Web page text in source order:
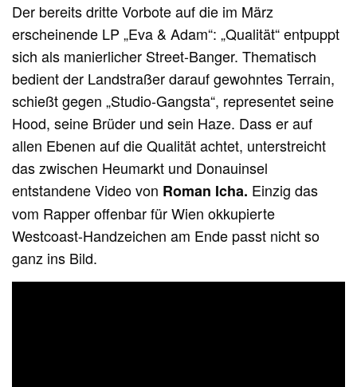
Der bereits dritte Vorbote auf die im März
erscheinende LP „Eva & Adam“: „Qualität“ entpuppt
sich als manierlicher Street-Banger. Thematisch
bedient der Landstraßer darauf gewohntes Terrain,
schießt gegen „Studio-Gangsta“, representet seine
Hood, seine Brüder und sein Haze. Dass er auf
allen Ebenen auf die Qualität achtet, unterstreicht
das zwischen Heumarkt und Donauinsel
entstandene Video von Roman Icha. Einzig das
vom Rapper offenbar für Wien okkupierte
Westcoast-Handzeichen am Ende passt nicht so
ganz ins Bild.